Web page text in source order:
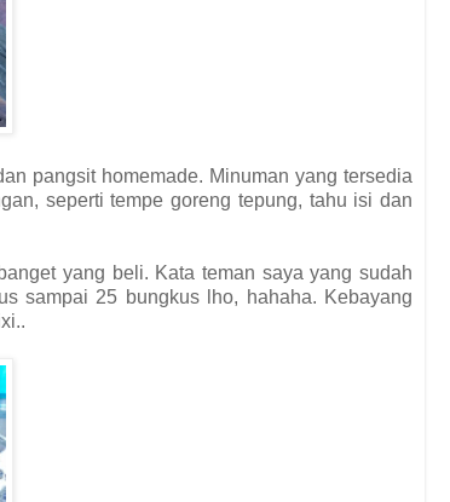
pangsit homemade. Minuman yang tersedia
seperti tempe goreng tepung, tahu isi dan
yang beli. Kata teman saya yang sudah
sampai 25 bungkus lho, hahaha. Kebayang